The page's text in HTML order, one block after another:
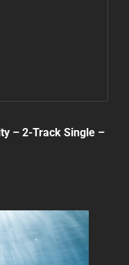
– 2-Track Single –